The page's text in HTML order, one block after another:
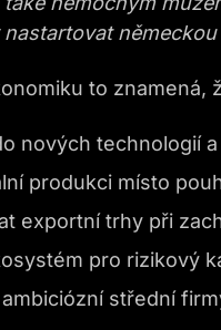
to znamená,
nových technologií
produkci místo
exportní trhy při
pro rizikový
střední